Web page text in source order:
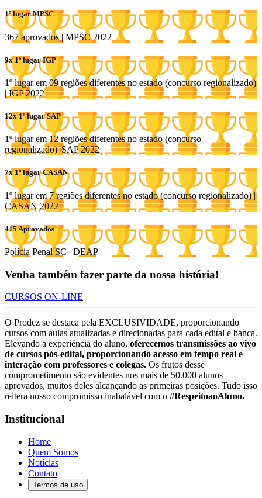
1º lugar MPSC
367 aprovados | MPSC 2022
9x 1º lugar IGP
1º lugar em 09 regiões diferentes no estado (concurso regionalizado)
| IGP 2022
12x 1º lugar SAP
1º lugar em 12 regiões diferentes no estado (concurso
regionalizado)| SAP 2022
7x 1º lugar CASAN
1º lugar em 7 regiões diferentes no estado (concurso regionalizado) |
CASAN 2022
415 Aprovados
Polícia Penal SC | DEAP
Venha também fazer parte da nossa história!
CURSOS ON-LINE
O Prodez se destaca pela EXCLUSIVIDADE, proporcionando
cursos com aulas atualizadas e direcionadas para cada edital e banca.
Elevando a experiência do aluno, oferecemos transmissões ao vivo
de cursos pós-edital, proporcionando acesso em tempo real e
interação com professores e colegas. Os frutos desse
comprometimento são evidentes nos mais de 50.000 alunos
aprovados, muitos deles alcançando as primeiras posições. Tudo isso
reitera nosso compromisso inabalável com o #RespeitoaoAluno.
Institucional
Home
Quem Somos
Notícias
Contato
Termos de uso